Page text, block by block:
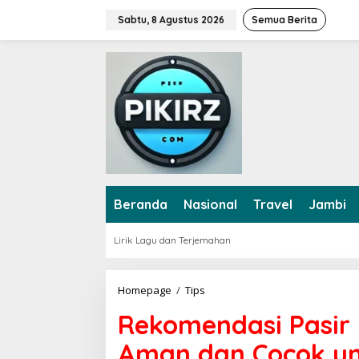
w
Sabtu, 8 Agustus 2026 Semua Berita
Beranda Nasional Travel Jambi
Lirik Lagu dan Terjemahan
Homepage / Tips
k
o
m
Rekomendasi